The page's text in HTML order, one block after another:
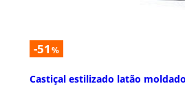
-51 %
Castiçal estilizado latão